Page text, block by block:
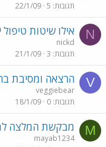
תגובות 5
22/1/09
N אילו שיטות
nickd
תגובות 3
21/1/09
V הרצאה ומסיבת
veggiebear
תגובות 0
18/1/09
M מבקשת המלצה
mayab1234